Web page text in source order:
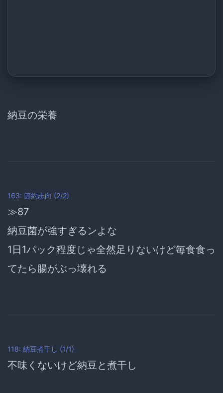
納豆の栄養
163: 節約志向 (2/2)
≫87
納豆菌が強すぎるンよな
1日1パック程度じゃ全然足りないけど毎食食っ
てたら腸がぶっ壊れる
118: 納豆煮干し (1/1)
不味くないけど納豆と煮干し